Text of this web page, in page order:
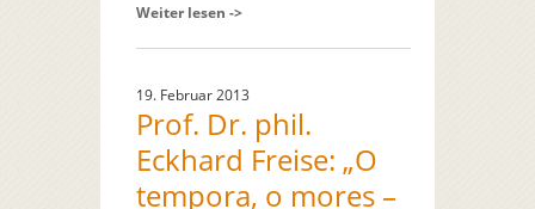
Weiter lesen ->
19. Februar 2013
Prof. Dr. phil.
Eckhard Freise: „O
tempora, o mores –